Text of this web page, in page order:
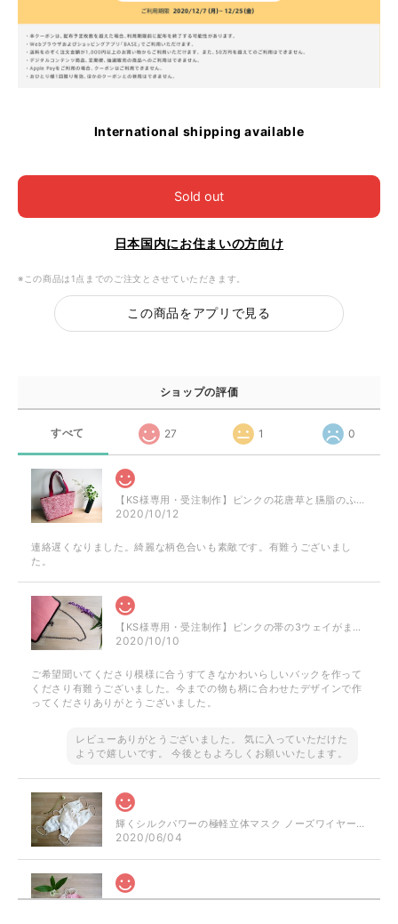
International shipping available
Sold out
日本国内にお住まいの方向け
※この商品は1点までのご注文とさせていただきます。
この商品をアプリで見る
ショップの評価
すべて 27 1 0
【KS様専用・受注制作】ピンクの花唐草と臙脂のふくれ織のミニトート
2020/10/12
連絡遅くなりました。綺麗な柄色合いも素敵です。有難うございまし
た。
【KS様専用・受注制作】ピンクの帯の3ウェイがまぐちバッグ
2020/10/10
ご希望聞いてくださり模様に合うすてきなかわいらしいバックを作って
くださり有難うございました。今までの物も柄に合わせたデザインで作
ってくださりありがとうございました。
レビューありがとうございました。 気に入っていただけた
ようで嬉しいです。 今後ともよろしくお願いいたします。
輝くシルクパワーの極軽立体マスク ノーズワイヤー入り（肌触りの良い着物の裏地絹100％）
2020/06/04